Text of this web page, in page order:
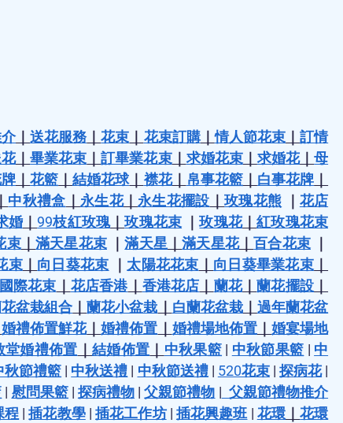
｜送花服務 ｜花束 花束訂購｜情人節花束 ｜訂情
｜畢業花束 ｜訂畢業花束｜ 求婚花束｜ 求婚花｜母
｜花籃 ｜結婚花球｜ 襟花｜ 帛事花籃｜ 白事花牌
中秋禮盒 永生花｜永生花擺設 玫瑰花熊
花店
婚｜ 99枝紅玫瑰｜玫瑰花束 ｜玫瑰花｜紅玫瑰花束
束｜滿天星花束 ｜滿天星｜滿天星花｜百合花束 ｜
束｜ 向日葵花束 太陽花花束 向日葵畢業花束
國際花束 花店香港｜ 香港花店 蘭花｜蘭花擺設
盆栽組合 ｜蘭花小盆栽 白蘭花盆栽｜ 過年蘭花盆
婚禮佈置鮮花｜婚禮佈置 婚禮場地佈置｜ 婚宴場地
堂婚禮佈置 ｜結婚佈置 中秋果籃 | 中秋節果籃 | 中
秋節禮籃 | 中秋送禮 | 中秋節送禮 | 520花束 | 探病花
| 慰問果籃 | 探病禮物 | 父親節禮物 | 父親節禮物推介
程 | 插花教學 | 插花工作坊 | 插花興趣班 | 花環｜花環